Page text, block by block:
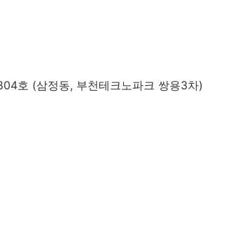
호 (삼정동, 부천테크노파크 쌍용3차)